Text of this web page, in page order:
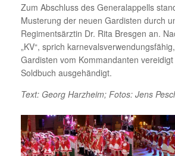
Zum Abschluss des Generalappells
Musterung der neuen Gardisten durch
Regimentsärztin Dr. Rita Bresgen an.
„KV“, sprich
Gardisten vom Kommandanten
Soldbuch ausgehändigt.
Text: Georg Harzheim; Fotos: Jens